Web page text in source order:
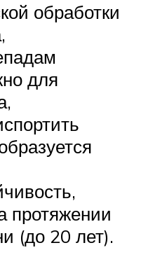
обработки
для
протяжении
(до 20 лет).